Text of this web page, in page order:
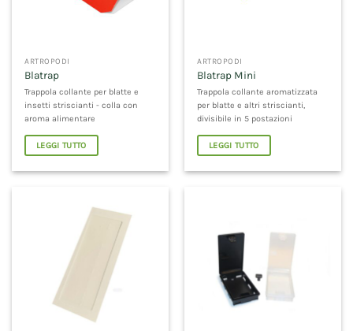
ARTROPODI
Blatrap
Trappola collante per blatte e
insetti striscianti - colla con
aroma alimentare
LEGGI TUTTO
ARTROPODI
Blatrap Mini
Trappola collante aromatizzata
per blatte e altri striscianti,
divisibile in 5 postazioni
LEGGI TUTTO